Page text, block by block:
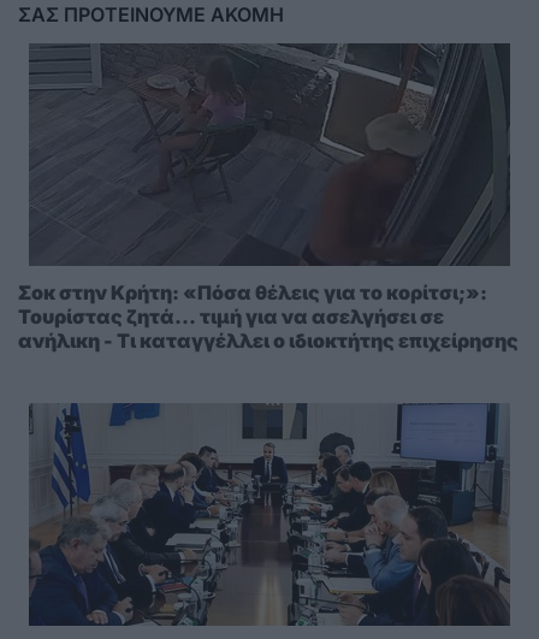
ΣΑΣ ΠΡΟΤΕΙΝΟΥΜΕ ΑΚΟΜΗ
Σοκ στην Κρήτη: «Πόσα θέλεις για το κορίτσι;»:
Τουρίστας ζητά... τιμή για να ασελγήσει σε
ανήλικη - Τι καταγγέλλει ο ιδιοκτήτης επιχείρησης